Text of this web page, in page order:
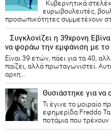
Κυβερνητικά
ευρωβουλευτές,
προσωπικότητες συμμετέχουν
Συγκλονίζει η 39χρονη
να φοράω την εμφάνιση με
Είναι 39 ετών, πάει για τα 40,
παίζει, αλλά πρωταγωνιστεί.
αρχη...
Θυσιάστηκε για
Τι έγινε το μοιραίο
εφημερίδα Freddo
ποτάμια που τρέχουν